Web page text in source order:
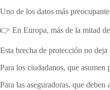
Uno de los datos más
👉 En Europa, más de la mitad
Esta brecha de protección no
Para los ciudadanos, que asumen
Para las aseguradoras, que deben